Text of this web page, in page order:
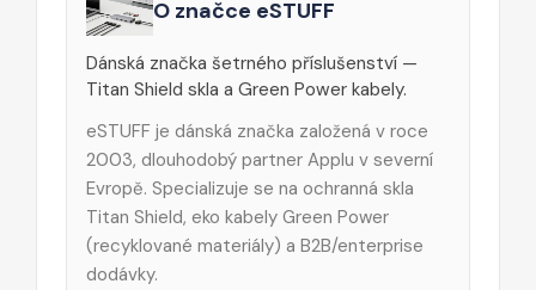
O značce eSTUFF
Dánská značka šetrného příslušenství —
Titan Shield skla a Green Power kabely.
eSTUFF je dánská značka založená v roce
2003, dlouhodobý partner Applu v severní
Evropě. Specializuje se na ochranná skla
Titan Shield, eko kabely Green Power
(recyklované materiály) a B2B/enterprise
dodávky.